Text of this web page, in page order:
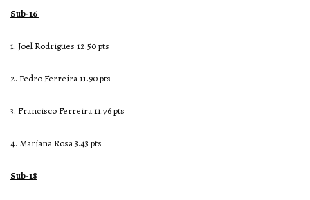
Sub-16
1. Joel Rodrigues 12.50 pts
2. Pedro Ferreira 11.90 pts
3. Francisco Ferreira 11.76 pts
4. Mariana Rosa 3.43 pts
Sub-18